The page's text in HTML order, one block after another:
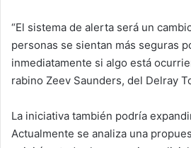
“El sistema de alerta será un
personas se sientan más seguras
inmediatamente si algo está
rabino Zeev Saunders, del Delray
La iniciativa también podría
Actualmente se analiza una